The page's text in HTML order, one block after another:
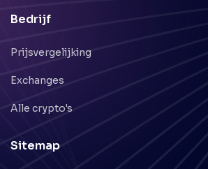
Bedrijf
Prijsvergelijking
Exchanges
Alle crypto's
Sitemap